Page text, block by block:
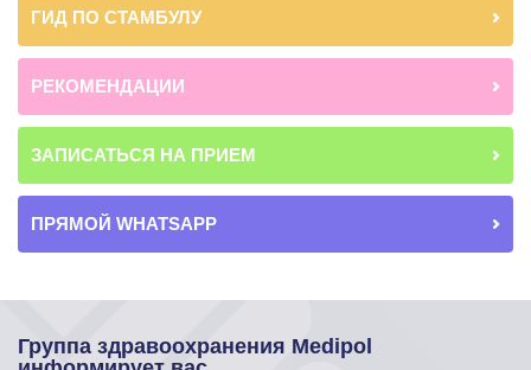
ГИД ПО СТАМБУЛУ
РЕКОМЕНДАЦИИ
ЗАПИСАТЬСЯ НА ПРИЕМ
ПРЯМОЙ WHATSAPP
Группа здравоохранения Medipol